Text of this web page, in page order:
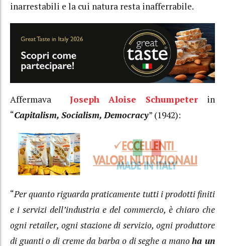
inarrestabili e la cui natura resta inafferrabile.
Affermava Joseph Aloise Schumpeter in
“Capitalism, Socialism, Democracy” (1942):
“Per quanto riguarda praticamente tutti i prodotti finiti
e i servizi dell’industria e del commercio, è chiaro che
ogni retailer, ogni stazione di servizio, ogni produttore
di guanti o di creme da barba o di seghe a manoha un